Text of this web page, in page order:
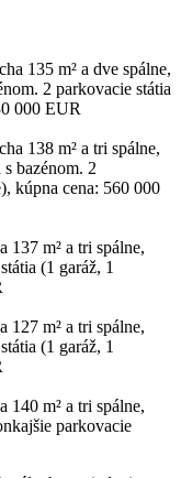
135 m² a dve spálne,
2 parkovacie státia
000 EUR
138 m² a tri spálne,
bazénom. 2
kúpna cena: 560 000
137 m² a tri spálne,
(1 garáž, 1
127 m² a tri spálne,
(1 garáž, 1
140 m² a tri spálne,
parkovacie